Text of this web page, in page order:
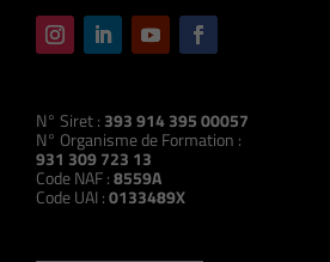
N° Siret : 393 914 395 00057
N° Organisme de Formation :
931 309 723 13
Code NAF :8559A
Code UAI :0133489X